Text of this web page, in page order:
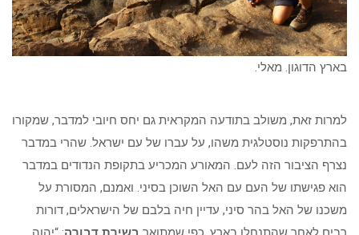
בארץ הדוגון. מאלי.
למרות זאת, משולב בתודעה המקראית גם יחס חיובי למדבר, שמקורו
בהתרפקות נוסטלגית משהו, על עברו של עם ישראל. שהרי במדבר
נצרף הציבור הזה לעם. המאורע המכריע בתקופת הנדודים במדבר
הוא פגישתו של העם עם האל השוכן בסיני. ואמנם, המסורת על
משכנו של האל בהר סיני, עדיין חיה בלבם של הישראלים, דורות